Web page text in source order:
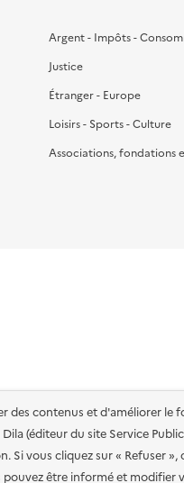
des contenus et d'améliorer le
(éditeur du site Service
vous cliquez sur « Refuser »,
être informé et modifier
Argent - Impôts -
Justice
Étranger - Europe
Loisirs - Sports - Culture
Associations, fondations